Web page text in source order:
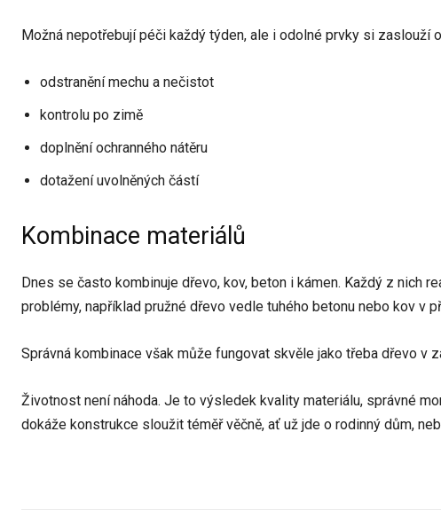
Možná nepotřebují péči každý týden, ale i odolné prvky si zaslouží
odstranění mechu a nečistot
kontrolu po zimě
doplnění ochranného nátěru
dotažení uvolněných částí
Kombinace materiálů
Dnes se často kombinuje dřevo, kov, beton i kámen. Každý z nich
problémy, například pružné dřevo vedle tuhého betonu nebo kov v
Správná kombinace však může fungovat skvěle jako třeba dřevo v
Životnost není náhoda. Je to výsledek kvality materiálu, správné
dokáže konstrukce sloužit téměř věčně, ať už jde o rodinný dům,